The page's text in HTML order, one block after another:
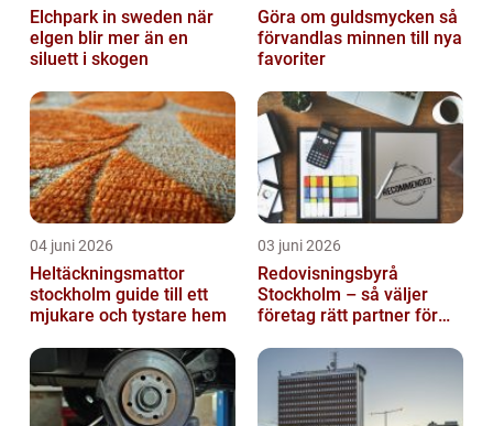
Elchpark in sweden när
elgen blir mer än en
siluett i skogen
Göra om guldsmycken så
förvandlas minnen till nya
favoriter
04 juni 2026
Heltäckningsmattor
stockholm guide till ett
mjukare och tystare hem
03 juni 2026
Redovisningsbyrå
Stockholm – så väljer
företag rätt partner för